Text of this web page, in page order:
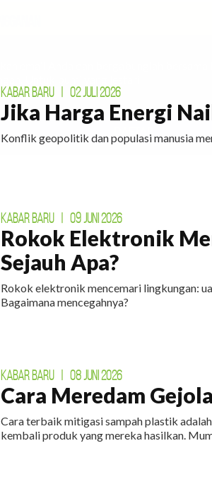
KABAR BARU | 02 JULI 2026
Jika Harga Energi
Konflik geopolitik dan populasi manusia
KABAR BARU | 09 JUNI 2026
Rokok Elektronik
Sejauh Apa?
Rokok elektronik mencemari lingkungan:
Bagaimana mencegahnya?
KABAR BARU | 08 JUNI 2026
Cara Meredam
Cara terbaik mitigasi sampah plastik
kembali produk yang mereka hasilkan.